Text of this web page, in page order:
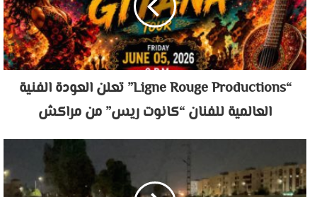
“Ligne Rouge Productions” تعلن العودة الفنية
العالمية للفنان “كانوت ريس” من مراكش